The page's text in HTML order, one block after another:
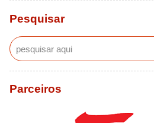
Pesquisar
Parceiros